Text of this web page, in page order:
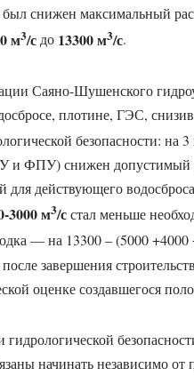
снижен максимальный
м3/сдо 13300 м3/с.
Саяно-Шушенского
плотине, ГЭС,
безопасности: на
и ФПУ) снижен допустимый
для действующего
3000 м3/сстал меньше
— на 13300 – (5000 +4000
завершения
оценке создавшегося
гидрологической
начинать независимо от